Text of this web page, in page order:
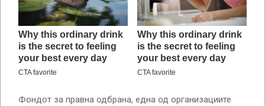
Фондот за правна одбрана, една од организациите